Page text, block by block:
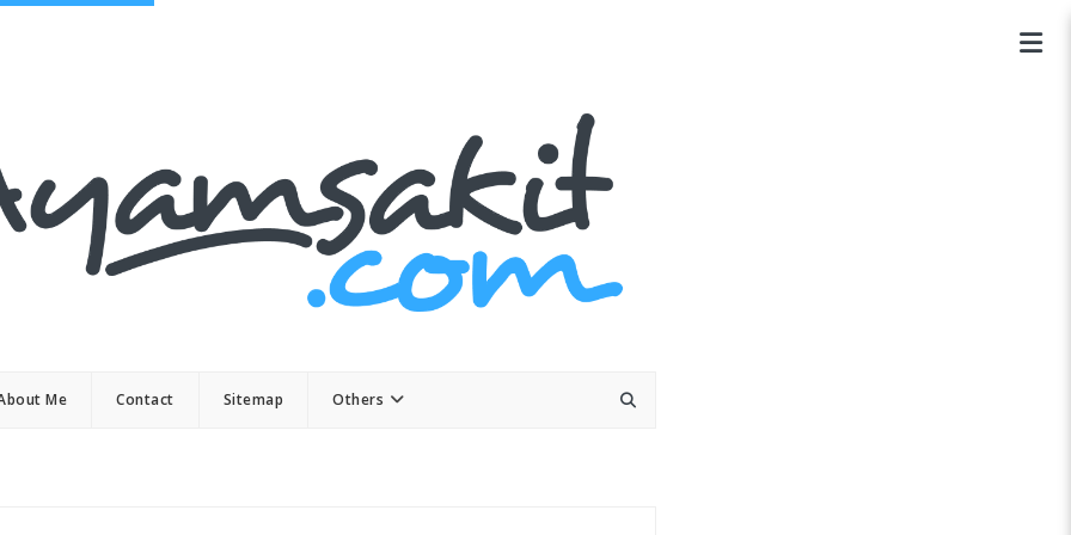
Me Contact Sitemap Others